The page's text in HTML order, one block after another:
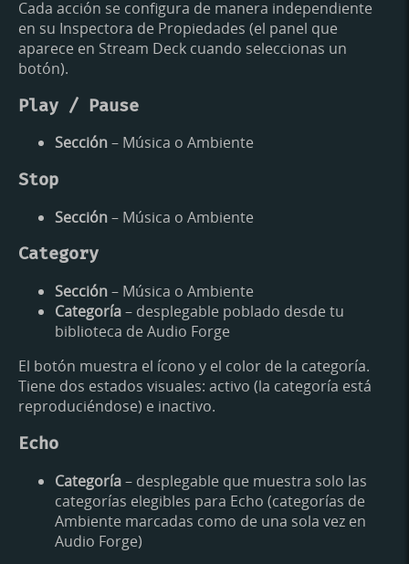
Cada acción se configura de manera independiente
en su Inspectora de Propiedades (el panel que
aparece en Stream Deck cuando seleccionas un
botón).
Play / Pause
Sección– Música o Ambiente
Stop
Sección– Música o Ambiente
Category
Sección– Música o Ambiente
Categoría– desplegable poblado desde tu
biblioteca de Audio Forge
El botón muestra el ícono y el color de la categoría.
Tiene dos estados visuales: activo (la categoría está
reproduciéndose) e inactivo.
Echo
Categoría– desplegable que muestra solo las
categorías elegibles para Echo (categorías de
Ambiente marcadas como de una sola vez en
Audio Forge)